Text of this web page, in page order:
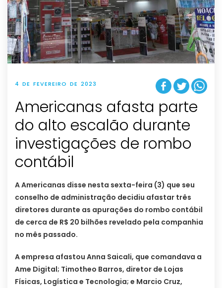
4 DE FEVEREIRO DE 2023
Americanas afasta parte
do alto escalão durante
investigações de rombo
contábil
A Americanas disse nesta sexta-feira (3) que seu
conselho de administração decidiu afastar três
diretores durante as apurações do rombo contábil
de cerca de R$ 20 bilhões revelado pela companhia
no mês passado.
A empresa afastou Anna Saicali, que comandava a
Ame Digital; Timotheo Barros, diretor de Lojas
Físicas, Logística e Tecnologia; e Marcio Cruz,